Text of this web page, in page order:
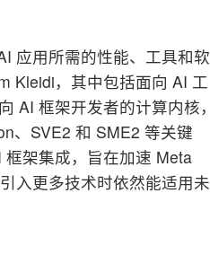
应用所需的性能、工具和软
Kleidi，其中包括面向 AI 工
AI 框架开发者的计算内核，
、SVE2 和 SME2 等关键
架集成，旨在加速 Meta
入更多技术时依然能适用未